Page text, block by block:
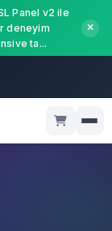
Panel v2 ile
deneyim
ta...